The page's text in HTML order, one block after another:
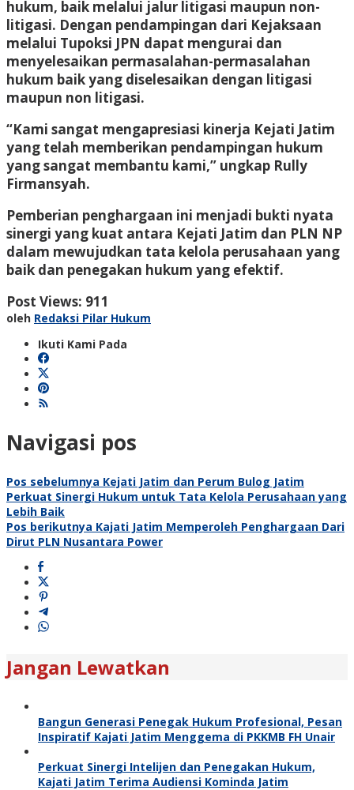
hukum, baik melalui jalur litigasi maupun non-
litigasi. Dengan pendampingan dari Kejaksaan
melalui Tupoksi JPN dapat mengurai dan
menyelesaikan permasalahan-permasalahan
hukum baik yang diselesaikan dengan litigasi
maupun non litigasi.
“Kami sangat mengapresiasi kinerja Kejati Jatim
yang telah memberikan pendampingan hukum
yang sangat membantu kami,” ungkap Rully
Firmansyah.
Pemberian penghargaan ini menjadi bukti nyata
sinergi yang kuat antara Kejati Jatim dan PLN NP
dalam mewujudkan tata kelola perusahaan yang
baik dan penegakan hukum yang efektif.
Post Views: 911
oleh Redaksi Pilar Hukum
Ikuti Kami Pada
Navigasi pos
Pos sebelumnya Kejati Jatim dan Perum Bulog Jatim
Perkuat Sinergi Hukum untuk Tata Kelola Perusahaan yang
Lebih Baik
Pos berikutnya Kajati Jatim Memperoleh Penghargaan Dari
Dirut PLN Nusantara Power
Jangan Lewatkan
Bangun Generasi Penegak Hukum Profesional, Pesan
Inspiratif Kajati Jatim Menggema di PKKMB FH Unair
Perkuat Sinergi Intelijen dan Penegakan Hukum,
Kajati Jatim Terima Audiensi Kominda Jatim